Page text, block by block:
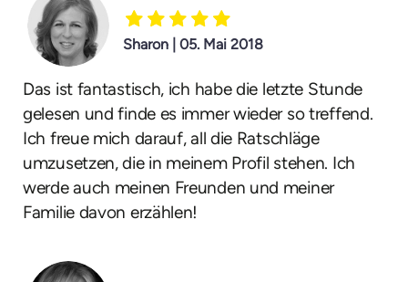
Sharon | 05. Mai 2018
Das ist fantastisch, ich habe die letzte Stunde
gelesen und finde es immer wieder so treffend.
Ich freue mich darauf, all die Ratschläge
umzusetzen, die in meinem Profil stehen. Ich
werde auch meinen Freunden und meiner
Familie davon erzählen!